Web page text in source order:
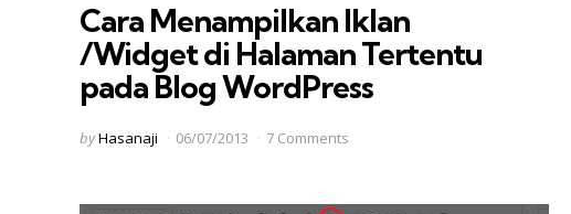
Cara Menampilkan Iklan
/Widget di Halaman Tertentu
pada Blog WordPress
Posted
byHasanaji 06/07/2013 7 Comments